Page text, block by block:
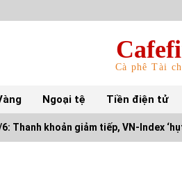
Cà phê Tài
Ngoại tệ Tiền điện tử
Thanh khoản giảm tiếp, VN-Index